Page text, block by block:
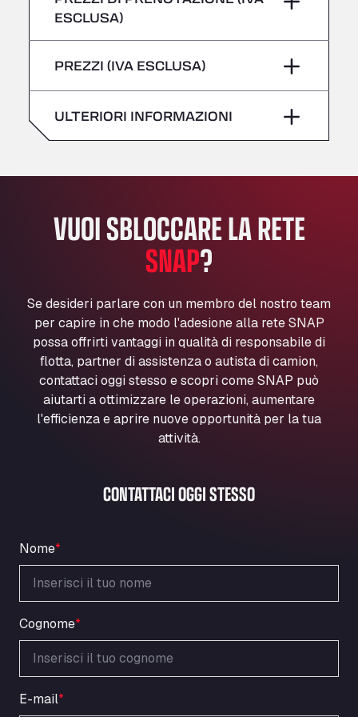
All 4 Trucks
Klaverbladstaat 21, 3560
American Truck Wash
Aut. A4 Salida 288 Pol. Ind. del Guadiel, 23210
Andamur La Junquera
Andamur Pamplona
Andamur San Roman II
Aut A1 Exit 385, 01207
Anpol Sp. z o.o.
Ul. Torunska 147, 85884
Aqua Ariva GmbH
Marie-Curie-Straße 24, 68219
Aral Autohof Bockel
An der Autobahn 1, 27404
ARAL Autohof Bockenem
Nellinger Str. 24, 89188
ARAL Tankstelle - XXL Truckwash.de
GmbH
Obernburger Str. 127, 63811
Ardleigh South Services
a120 westbound, CO77SL
Area 47 Hermanos Rico
Autovia A4 km 47, 28300
Area de Servicio Agetrans
Sabato –
giovedì
Sabato –
ESCLUSA)
PREZZI (IVA ESCLUSA)
ULTERIORI INFORMAZIONI
VUOI SBLOCCARE LA RETE
SNAP?
Se desideri parlare con un membro del nostro team
per capire in che modo l'adesione alla rete SNAP
possa offrirti vantaggi in qualità di responsabile di
flotta, partner di assistenza o autista di camion,
contattaci oggi stesso e scopri come SNAP può
aiutarti a ottimizzare le operazioni, aumentare
l'efficienza e aprire nuove opportunità per la tua
attività.
CONTATTACI OGGI STESSO
Nome*
Cognome*
E-mail*